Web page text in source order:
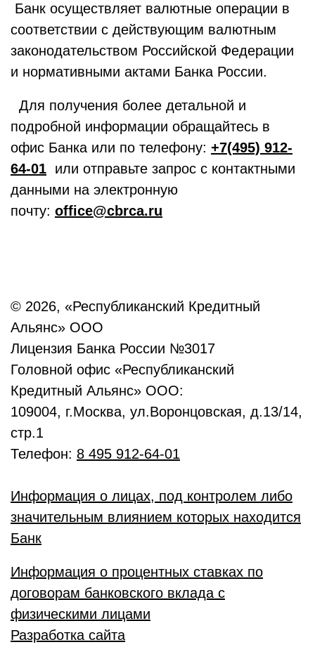
Банк осуществляет валютные операции в
соответствии с действующим валютным
законодательством Российской Федерации
и нормативными актами Банка России.
Для получения более детальной и
подробной информации обращайтесь в
офис Банка или по телефону: +7(495) 912-
64-01 или отправьте запрос с контактными
данными на электронную
почту: office@cbrca.ru
© 2026, «Республиканский Кредитный
Альянс» ООО
Лицензия Банка России №3017
Головной офис «Республиканский
Кредитный Альянс» ООО:
109004, г.Москва, ул.Воронцовская, д.13/14,
стр.1
Телефон: 8 495 912-64-01
Информация о лицах, под контролем либо
значительным влиянием которых находится
Банк
Информация о процентных ставках по
договорам банковского вклада с
физическими лицами
Разработка сайта